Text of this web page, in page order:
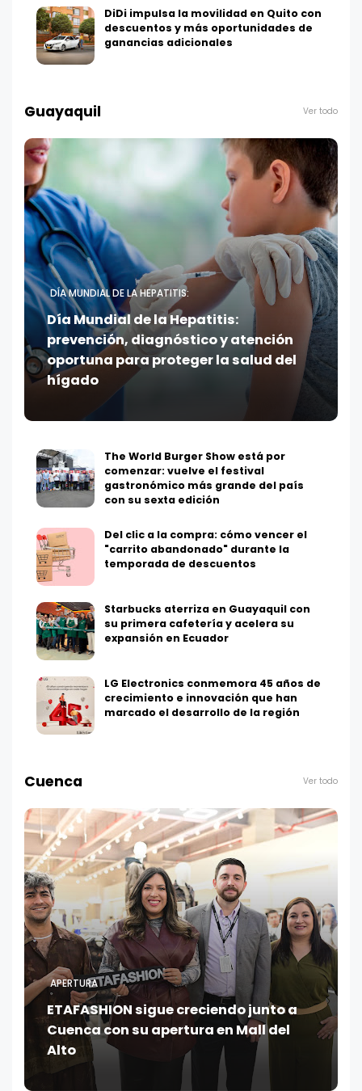
DiDi impulsa la movilidad en Quito con
descuentos y más oportunidades de
ganancias adicionales
Guayaquil Ver todo
DÍA MUNDIAL DE LA HEPATITIS:
Día Mundial de la Hepatitis:
prevención, diagnóstico y atención
oportuna para proteger la salud del
hígado
The World Burger Show está por
comenzar: vuelve el festival
gastronómico más grande del país
con su sexta edición
Del clic a la compra: cómo vencer el
"carrito abandonado" durante la
temporada de descuentos
Starbucks aterriza en Guayaquil con
su primera cafetería y acelera su
expansión en Ecuador
LG Electronics conmemora 45 años de
crecimiento e innovación que han
marcado el desarrollo de la región
Cuenca Ver todo
APERTURA
ETAFASHION sigue creciendo junto a
Cuenca con su apertura en Mall del
Alto